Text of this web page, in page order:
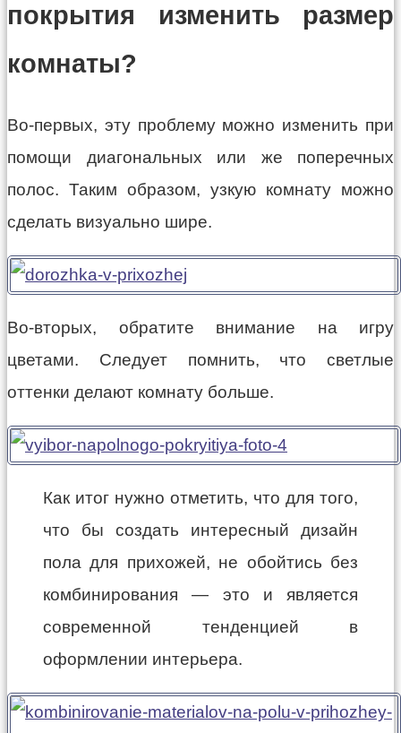
покрытия изменить размер
комнаты?
Во-первых, эту проблему можно изменить при
помощи диагональных или же поперечных
полос. Таким образом, узкую комнату можно
сделать визуально шире.
Во-вторых, обратите внимание на игру
цветами. Следует помнить, что светлые
оттенки делают комнату больше.
Как итог нужно отметить, что для того,
что бы создать интересный дизайн
пола для прихожей, не обойтись без
комбинирования — это и является
современной тенденцией в
оформлении интерьера.